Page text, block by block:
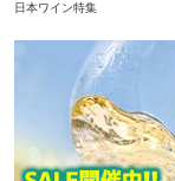
日本ワイン特集